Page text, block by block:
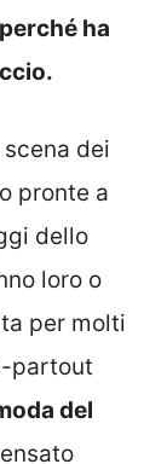
ha
dei
pronte a
dello
loro o
per molti
partout
del